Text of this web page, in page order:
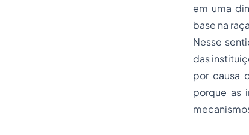
em uma
base na
Nesse
das
por causa
porque as